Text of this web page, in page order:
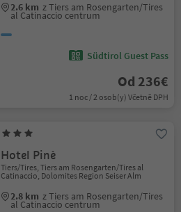
2.6 km z Tiers am Rosengarten/Tires
al Catinaccio centrum
Südtirol Guest Pass
Od 236€
1 noc / 2 osob(y) Včetně DPH
Hotel Pinè
Tiers/Tires, Tiers am Rosengarten/Tires al
Catinaccio, Dolomites Region Seiser Alm
2.8 km z Tiers am Rosengarten/Tires
al Catinaccio centrum